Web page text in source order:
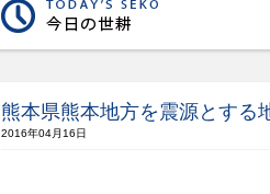
熊本県熊本地方を震源とする
2016年04月16日